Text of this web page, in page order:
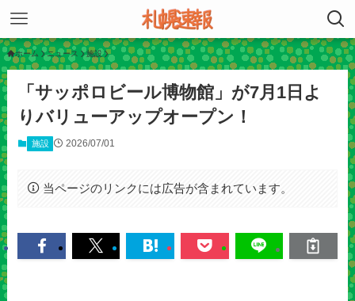
ホーム ニュース 施設
「サッポロビール博物館」が7月1日よ
りバリューアップオープン！
施設 2026/07/01
当ページのリンクには広告が含まれています。